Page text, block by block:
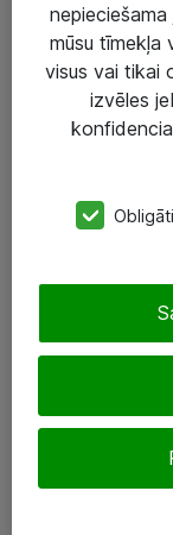
Risinājumi &
IT serviss un
Darba vietu IT
+(371) 67 81
mūsu tīmekļa
visus vai tikai
izvēles